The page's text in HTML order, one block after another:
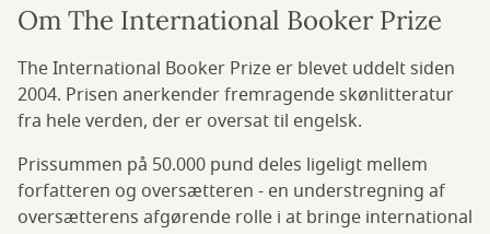
Om The International Booker Prize
The International Booker Prize er blevet uddelt siden
2004. Prisen anerkender fremragende skønlitteratur
fra hele verden, der er oversat til engelsk.
Prissummen på 50.000 pund deles ligeligt mellem
forfatteren og oversætteren - en understregning af
oversætterens afgørende rolle i at bringe international